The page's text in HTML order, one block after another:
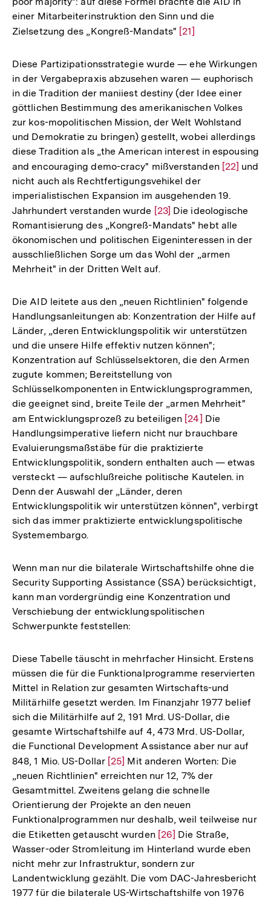
einer Mitarbeiterinstruktion den Sinn und die
Zielsetzung des „Kongreß-Mandats" Zur
der
Fußnote
[21]
Diese Partizipationsstrategie wurde — ehe Wirkungen
in der Vergabepraxis abzusehen waren — euphorisch
in die Tradition der maniiest destiny (der Idee einer
göttlichen Bestimmung des amerikanischen Volkes
zur kos-mopolitischen Mission, der Welt Wohlstand
und Demokratie zu bringen) gestellt, wobei allerdings
diese Tradition als „the American interest in espousing
and encouraging demo-cracy" mißverstanden Zur
der
Fußnote
[22] und
nicht auch als Rechtfertigungsvehikel der
imperialistischen Expansion im ausgehenden 19.
Jahrhundert verstanden wurde Zur
Auflösung
der
Fußnote
[23] Die ideologische
Romantisierung des „Kongreß-Mandats" hebt alle
ökonomischen und politischen Eigeninteressen in der
ausschließlichen Sorge um das Wohl der „armen
Mehrheit" in der Dritten Welt auf.
Die AID leitete aus den „neuen Richtlinien" folgende
Handlungsanleitungen ab: Konzentration der Hilfe auf
Länder, „deren Entwicklungspolitik wir unterstützen
und die unsere Hilfe effektiv nutzen können";
Konzentration auf Schlüsselsektoren, die den Armen
zugute kommen; Bereitstellung von
Schlüsselkomponenten in Entwicklungsprogrammen,
die geeignet sind, breite Teile der „armen Mehrheit"
am Entwicklungsprozeß zu beteiligen Zur
Auflösung
der
Fußnote
[24] Die
Handlungsimperative liefern nicht nur brauchbare
Evaluierungsmaßstäbe für die praktizierte
Entwicklungspolitik, sondern enthalten auch — etwas
versteckt — aufschlußreiche politische Kautelen. in
Denn der Auswahl der „Länder, deren
Entwicklungspolitik wir unterstützen können", verbirgt
sich das immer praktizierte entwicklungspolitische
Systemembargo.
Wenn man nur die bilaterale Wirtschaftshilfe ohne die
Security Supporting Assistance (SSA) berücksichtigt,
kann man vordergründig eine Konzentration und
Verschiebung der entwicklungspolitischen
Schwerpunkte feststellen:
Diese Tabelle täuscht in mehrfacher Hinsicht. Erstens
müssen die für die Funktionalprogramme reservierten
Mittel in Relation zur gesamten Wirtschafts-und
Militärhilfe gesetzt werden. Im Finanzjahr 1977 belief
sich die Militärhilfe auf 2, 191 Mrd. US-Dollar, die
gesamte Wirtschaftshilfe auf 4, 473 Mrd. US-Dollar,
die Functional Development Assistance aber nur auf
848, 1 Mio. US-Dollar Zur
Auflösung
der
Fußnote
[25] Mit anderen Worten: Die
„neuen Richtlinien" erreichten nur 12, 7% der
Gesamtmittel. Zweitens gelang die schnelle
Orientierung der Projekte an den neuen
Funktionalprogrammen nur deshalb, weil teilweise nur
die Etiketten getauscht wurden Zur
Auflösung
der
Fußnote
[26] Die Straße,
Wasser-oder Stromleitung im Hinterland wurde eben
nicht mehr zur Infrastruktur, sondern zur
Landentwicklung gezählt. Die vom DAC-Jahresbericht
1977 für die bilaterale US-Wirtschaftshilfe von 1976